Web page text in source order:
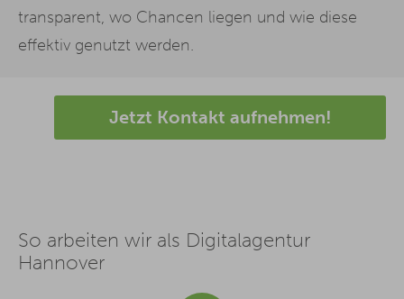
transparent, wo Chancen liegen und wie diese
effektiv genutzt werden.
Jetzt Kontakt aufnehmen!
So arbeiten wir als Digitalagentur
Hannover